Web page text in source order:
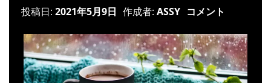
投稿日: 2021年5月9日 作成者: ASSY コメント